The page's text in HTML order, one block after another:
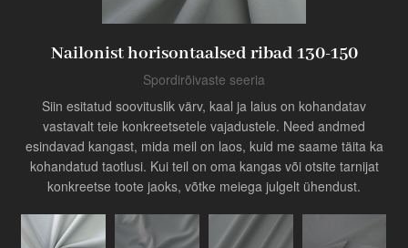
Tööstuse uuendaja
Nailonist horisontaalsed ribad 130-150
Spordirõivaste seeria
Siin esitatud soovituslik värv, kaal ja laius on kohandatav
vastavalt teie konkreetsetele vajadustele. Need andmed
esindavad kangast, mida meil on laos, kuid me saame täita ka
kohandatud taotlusi. Kui teil on oma kangas või otsite tarnijat
konkreetse toote jaoks, võtke meiega julgelt ühendust.